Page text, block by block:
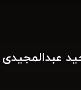
عبدالمجیدی